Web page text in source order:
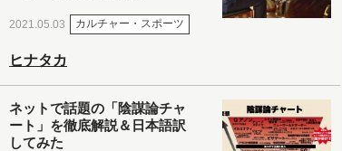
2021.05.03 カルチャー・スポーツ
ヒナタカ
ネットで話題の「陰謀論チャ
ート」を徹底解説＆日本語訳
してみた